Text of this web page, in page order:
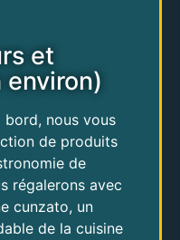
et
environ)
bord, nous vous
de produits
de
régalerons avec
cunzato, un
de la cuisine